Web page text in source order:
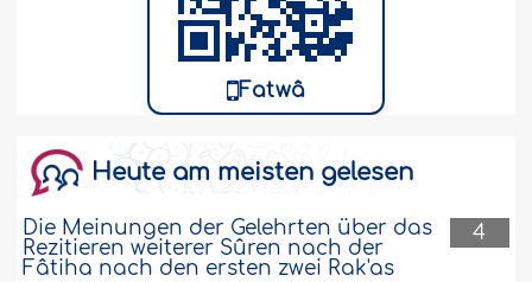
Fatwâ
Heute am meisten gelesen
4
Die Meinungen der Gelehrten über das
Rezitieren weiterer Sûren nach der
Fâtiha nach den ersten zwei Rak'as